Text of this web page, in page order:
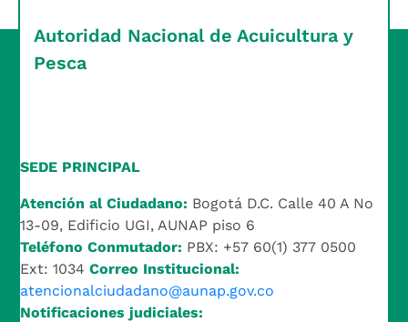
Autoridad Nacional de Acuicultura y
Pesca
SEDE PRINCIPAL
Atención al Ciudadano: Bogotá D.C. Calle 40 A No
13-09, Edificio UGI, AUNAP piso 6
Teléfono Conmutador: PBX: +57 60(1) 377 0500
Ext: 1034 Correo Institucional:
atencionalciudadano@aunap.gov.co
Notificaciones judiciales: